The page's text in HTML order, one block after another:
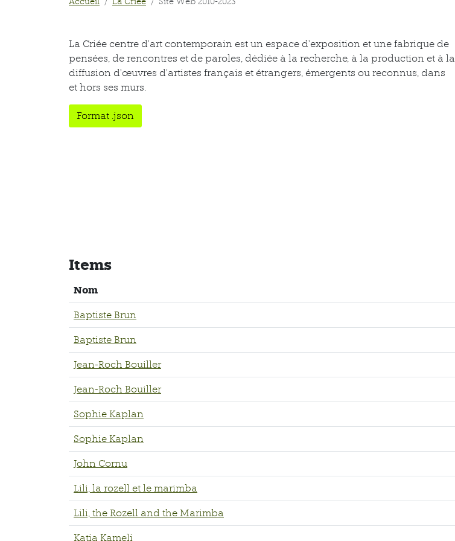
La Criée centre d’art contemporain est un espace d’exposition et une fabrique de
pensées, de rencontres et de paroles, dédiée à la recherche, à la production et à la
diffusion d’œuvres d’artistes français et étrangers, émergents ou reconnus, dans
et hors ses murs.
Format .json
Items
Nom
Baptiste Brun
Baptiste Brun
Jean-Roch Bouiller
Jean-Roch Bouiller
Sophie Kaplan
Sophie Kaplan
John Cornu
Lili, la rozell et le marimba
Lili, the Rozell and the Marimba
Katia Kameli